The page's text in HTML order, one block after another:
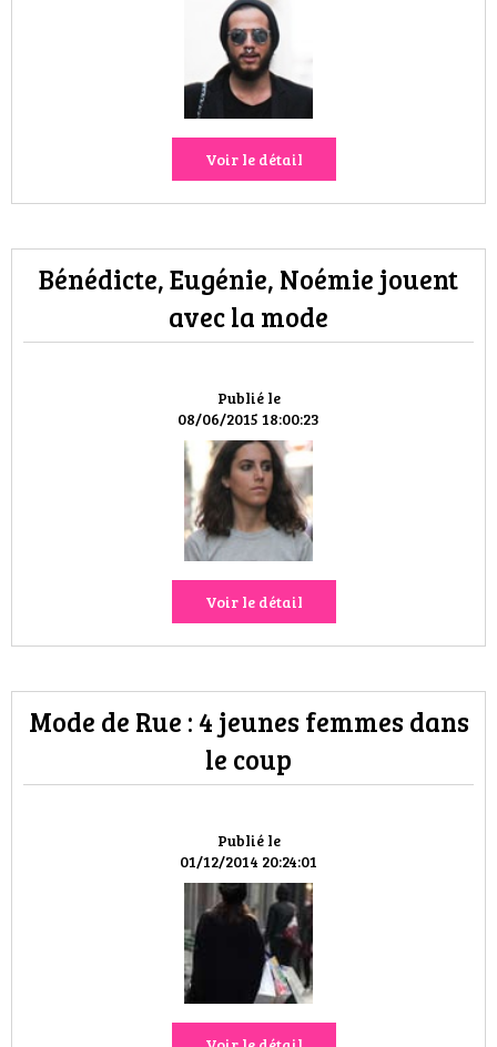
VOYAGES & LOISIRS
Voir le détail
Publié le
08/06/2015 18:00:23
Bénédicte, Eugénie, Noémie jouent
avec la mode
Voir le détail
Publié le
01/12/2014 20:24:01
Mode de Rue : 4 jeunes femmes dans
le coup